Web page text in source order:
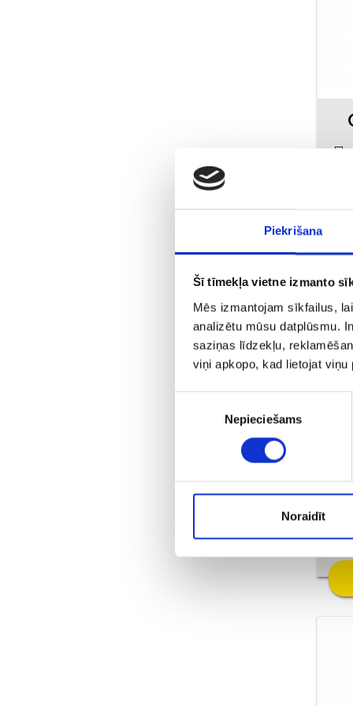
Piekrišana
Šī tīmekļa vietne izmanto
Mēs izmantojam sīkfailus,
analizētu mūsu datplūsmu.
saziņas līdzekļu,
viņi apkopo, kad lietojat viņu
Nepieciešams
Noraidīt